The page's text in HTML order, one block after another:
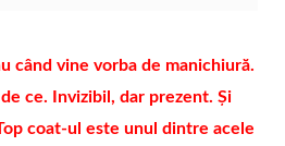
când vine vorba de manichiură.
ce. Invizibil, dar prezent. Și
coat-ul este unul dintre acele